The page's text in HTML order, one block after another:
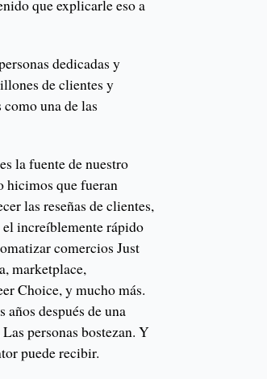
que explicarle eso a
dedicadas y
de clientes y
una de las
la fuente de nuestro
hicimos que fueran
las reseñas de clientes,
increíblemente rápido
comercios Just
marketplace,
Choice, y mucho más.
años después de una
personas bostezan. Y
puede recibir.